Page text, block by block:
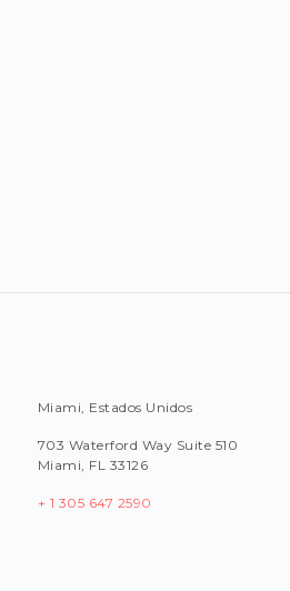
Miami, Estados Unidos
703 Waterford Way Suite 510
Miami, FL 33126
+ 1 305 647 2590